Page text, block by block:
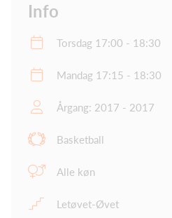
Info
Torsdag 17:00 - 18:30
Mandag 17:15 - 18:30
Årgang: 2017 - 2017
Basketball
Alle køn
Letøvet-Øvet